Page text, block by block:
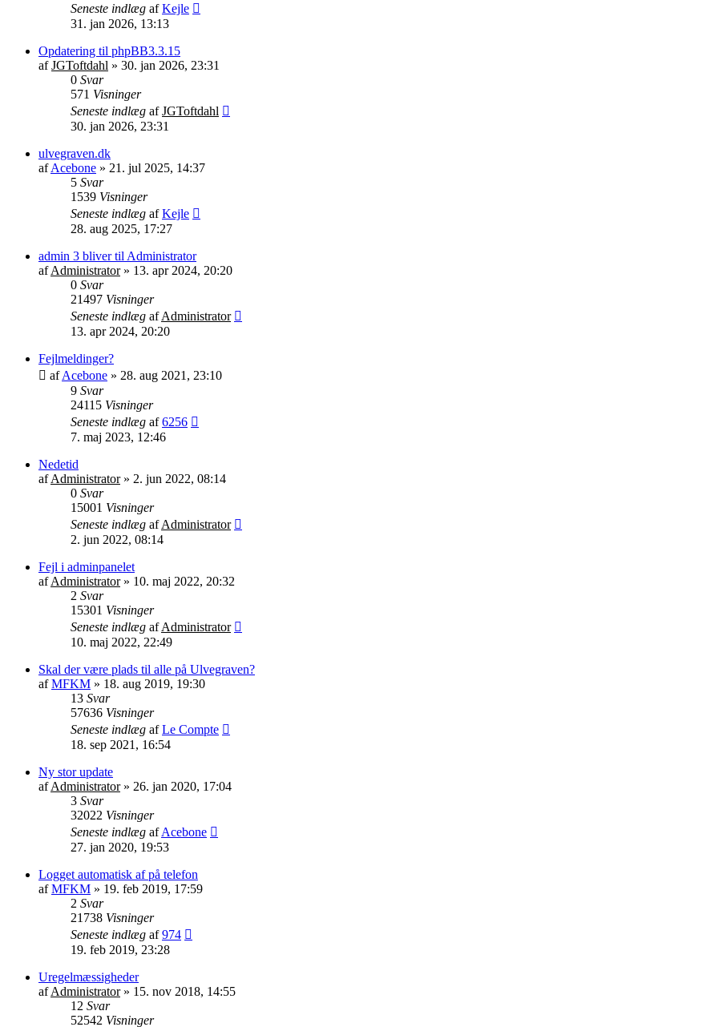
Seneste indlæg afKejle
31. jan 2026, 13:13
Opdatering til phpBB3.3.15
afJGToftdahl » 30. jan 2026, 23:31
0 Svar
571 Visninger
Seneste indlæg afJGToftdahl
30. jan 2026, 23:31
ulvegraven.dk
afAcebone » 21. jul 2025, 14:37
5 Svar
1539 Visninger
Seneste indlæg afKejle
28. aug 2025, 17:27
admin 3 bliver til Administrator
afAdministrator» 13. apr 2024, 20:20
0 Svar
21497 Visninger
Seneste indlæg afAdministrator
13. apr 2024, 20:20
Fejlmeldinger?
afAcebone » 28. aug 2021, 23:10
9 Svar
24115 Visninger
Seneste indlæg af6256
7. maj 2023, 12:46
Nedetid
afAdministrator» 2. jun 2022, 08:14
0 Svar
15001 Visninger
Seneste indlæg afAdministrator
2. jun 2022, 08:14
Fejl i adminpanelet
afAdministrator» 10. maj 2022, 20:32
2 Svar
15301 Visninger
Seneste indlæg afAdministrator
10. maj 2022, 22:49
Skal der være plads til alle på Ulvegraven?
afMFKM » 18. aug 2019, 19:30
13 Svar
57636 Visninger
Seneste indlæg afLe Compte
18. sep 2021, 16:54
Ny stor update
afAdministrator» 26. jan 2020, 17:04
3 Svar
32022 Visninger
Seneste indlæg afAcebone
27. jan 2020, 19:53
Logget automatisk af på telefon
afMFKM » 19. feb 2019, 17:59
2 Svar
21738 Visninger
Seneste indlæg af974
19. feb 2019, 23:28
Uregelmæssigheder
afAdministrator» 15. nov 2018, 14:55
12 Svar
52542 Visninger